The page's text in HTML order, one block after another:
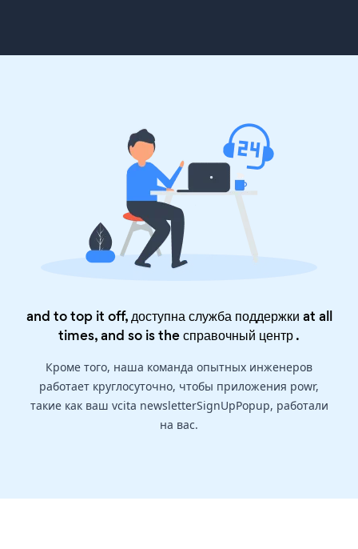
and to top it off, доступна служба поддержки at all
times, and so is theсправочный центр.
Кроме того, наша команда опытных инженеров
работает круглосуточно, чтобы приложения powr,
такие как ваш vcita newsletterSignUpPopup, работали
на вас.